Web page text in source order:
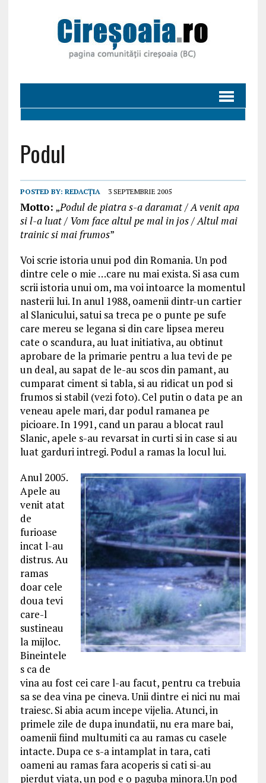
Podul
POSTED BY: REDACȚIA 3 SEPTEMBRIE 2005
Motto: „Podul de piatra s-a daramat / A venit apa
si l-a luat / Vom face altul pe mal in jos / Altul mai
trainic si mai frumos”
Voi scrie istoria unui pod din Romania. Un pod
dintre cele o mie …care nu mai exista. Si asa cum
scrii istoria unui om, ma voi intoarce la momentul
nasterii lui. In anul 1988, oamenii dintr-un cartier
al Slanicului, satui sa treca pe o punte pe sufe
care mereu se legana si din care lipsea mereu
cate o scandura, au luat initiativa, au obtinut
aprobare de la primarie pentru a lua tevi de pe
un deal, au sapat de le-au scos din pamant, au
cumparat ciment si tabla, si au ridicat un pod si
frumos si stabil (vezi foto). Cel putin o data pe an
veneau apele mari, dar podul ramanea pe
picioare. In 1991, cand un parau a blocat raul
Slanic, apele s-au revarsat in curti si in case si au
luat garduri intregi. Podul a ramas la locul lui.
Anul 2005.
Apele au
venit atat
de
furioase
incat l-au
distrus. Au
ramas
doar cele
doua tevi
care-l
sustineau
la mijloc.
Bineintele
s ca de
vina au fost cei care l-au facut, pentru ca trebuia
sa se dea vina pe cineva. Unii dintre ei nici nu mai
traiesc. Si abia acum incepe vijelia. Atunci, in
primele zile de dupa inundatii, nu era mare bai,
oamenii fiind multumiti ca au ramas cu casele
intacte. Dupa ce s-a intamplat in tara, cati
oameni au ramas fara acoperis si cati si-au
pierdut viata, un pod e o paguba minora.Un pod